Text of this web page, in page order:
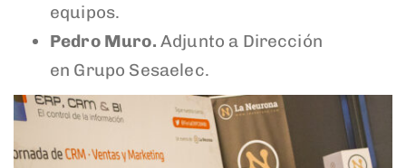
equipos.
Pedro Muro. Adjunto a Dirección
en Grupo Sesaelec.